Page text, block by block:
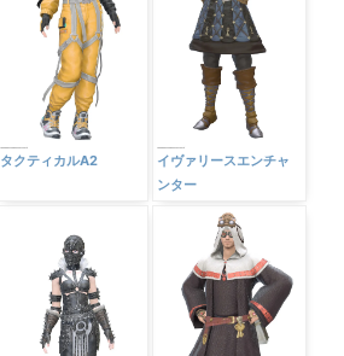
タクティカルA2
イヴァリースエンチャ
ンター